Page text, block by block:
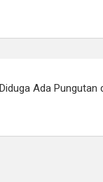
Diduga Ada Pungutan